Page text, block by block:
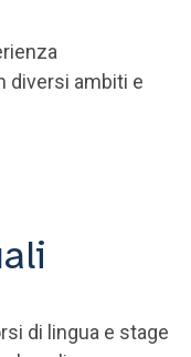
diversi ambiti e
di lingua e stage